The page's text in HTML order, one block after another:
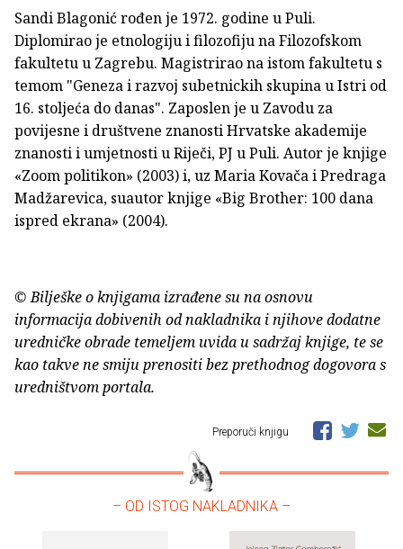
Sandi Blagonić rođen je 1972. godine u Puli.
Diplomirao je etnologiju i filozofiju na Filozofskom
fakultetu u Zagrebu. Magistrirao na istom fakultetu s
temom "Geneza i razvoj subetnickih skupina u Istri od
16. stoljeća do danas". Zaposlen je u Zavodu za
povijesne i društvene znanosti Hrvatske akademije
znanosti i umjetnosti u Riječi, PJ u Puli. Autor je knjige
«Zoom politikon» (2003) i, uz Maria Kovača i Predraga
Madžarevica, suautor knjige «Big Brother: 100 dana
ispred ekrana» (2004).
© Bilješke o knjigama izrađene su na osnovu
informacija dobivenih od nakladnika i njihove dodatne
uredničke obrade temeljem uvida u sadržaj knjige, te se
kao takve ne smiju prenositi bez prethodnog dogovora s
uredništvom portala.
Preporuči knjigu
– OD ISTOG NAKLADNIKA –